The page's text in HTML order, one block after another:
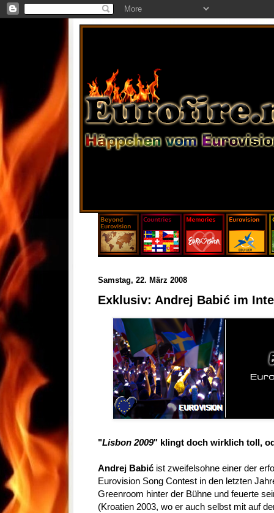
Samstag, 22. März 2008
Exklusiv: Andrej Babić im
"Lisbon 2009" klingt doch wirklich toll,
Andrej Babić ist zweifelsohne einer der
Eurovision Song Contest in den letzten
Greenroom hinter der Bühne und feuerte
(Kroatien 2003, wo er auch selbst mit auf